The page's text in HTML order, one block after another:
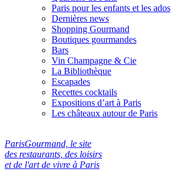
Paris pour les enfants et les ados
Dernières news
Shopping Gourmand
Boutiques gourmandes
Bars
Vin Champagne & Cie
La Bibliothèque
Escapades
Recettes cocktails
Expositions d’art à Paris
Les châteaux autour de Paris
ParisGourmand, le site
des restaurants, des loisirs
et de l'art de vivre à Paris